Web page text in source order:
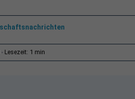
Lesezeit: 1 min